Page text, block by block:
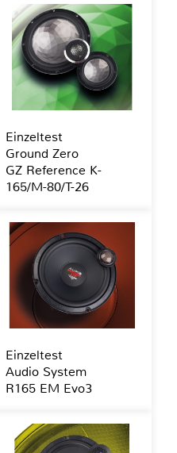
Einzeltest
Ground Zero
GZ Reference K-
165/M-80/T-26
Einzeltest
Audio System
R165 EM Evo3